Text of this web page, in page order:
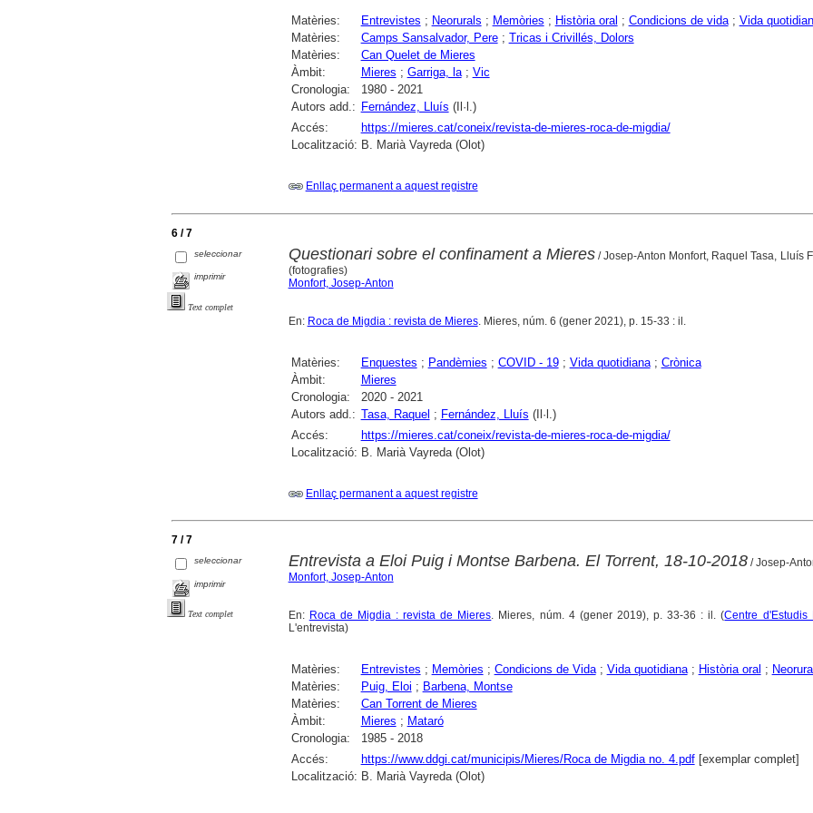
Matèries: Entrevistes ; Neorurals ; Memòries ; Història oral ; Condicions de vida; Vida
Matèries:
Camps Sansalvador, Pere; Tricas i Crivillés, Dolors
Matèries:
Can Quelet de Mieres
Àmbit:
Mieres ; Garriga, la; Vic
Cronologia:
1980 - 2021
Autors add.: Fernández, Lluís (Il·l.)
Accés:
https://mieres.cat/coneix/revista-de-mieres-roca-de-migdia/
Localització: B. Marià Vayreda (Olot)
Enllaç permanent a aquest registre
6 / 7
seleccionar
imprimir
Text complet
Questionari sobre el confinament a Mieres / Josep-Anton Monfort, Raquel Tasa, Lluís
(fotografies)
Monfort, Josep-Anton
En: Roca de Migdia : revista de Mieres. Mieres, núm. 6 (gener 2021), p. 15-33 : il.
Matèries: Enquestes ; Pandèmies ; COVID - 19; Vida quotidiana; Crònica
Àmbit:
Mieres
Cronologia:
2020 - 2021
Autors add.: Tasa, Raquel ; Fernández, Lluís (Il·l.)
Accés:
https://mieres.cat/coneix/revista-de-mieres-roca-de-migdia/
Localització: B. Marià Vayreda (Olot)
Enllaç permanent a aquest registre
7 / 7
seleccionar
imprimir
Text complet
Entrevista a Eloi Puig i Montse Barbena. El Torrent, 18-10-2018/ Josep-
Monfort, Josep-Anton
En: Roca de Migdia : revista de Mieres . Mieres, núm. 4 (gener 2019), p. 33-36 : il. (Centre d'Estudis
L'entrevista)
Matèries: Entrevistes ; Memòries ; Condicions de Vida; Vida quotidiana; Història oral ;
Matèries:
Puig, Eloi ; Barbena, Montse
Matèries:
Can Torrent de Mieres
Àmbit:
Mieres ; Mataró
Cronologia:
1985 - 2018
Accés:
https://www.ddgi.cat/municipis/Mieres/Roca de Migdia no. 4.pdf[exemplar complet]
Localització: B. Marià Vayreda (Olot)